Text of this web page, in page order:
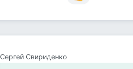
Cергей Свириденко